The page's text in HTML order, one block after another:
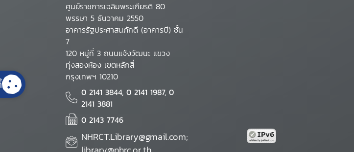
ศูนย์ราชการเฉลิมพระเกียรติ 80
พรรษา 5 ธันวาคม 2550
อาคารรัฐประศาสนภักดี (อาคารบี) ชั้น
7
120 หมู่ที่ 3 ถนนแจ้งวัฒนะ แขวง
ทุ่งสองห้อง เขตหลักสี่
กรุงเทพฯ 10210
0 2141 3844, 0 2141 1987, 0
2141 3881
0 2143 7746
NHRCT.Library@gmail.com;